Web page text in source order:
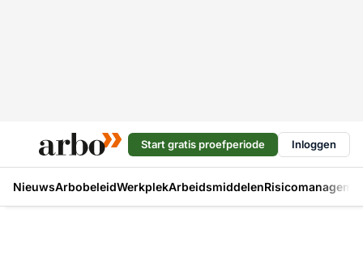
Start gratis proefperiode Inloggen
NieuwsArbobeleidWerkplekArbeidsmiddelen